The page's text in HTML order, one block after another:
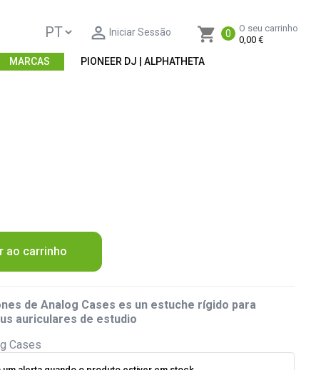
shopping_cart 0
O seu carrinho
0,00 €
 Iniciar Sessão
MARCAS PIONEER DJ | ALPHATHETA
ao carrinho
de Analog Cases es un estuche rígido para
auriculares de estudio